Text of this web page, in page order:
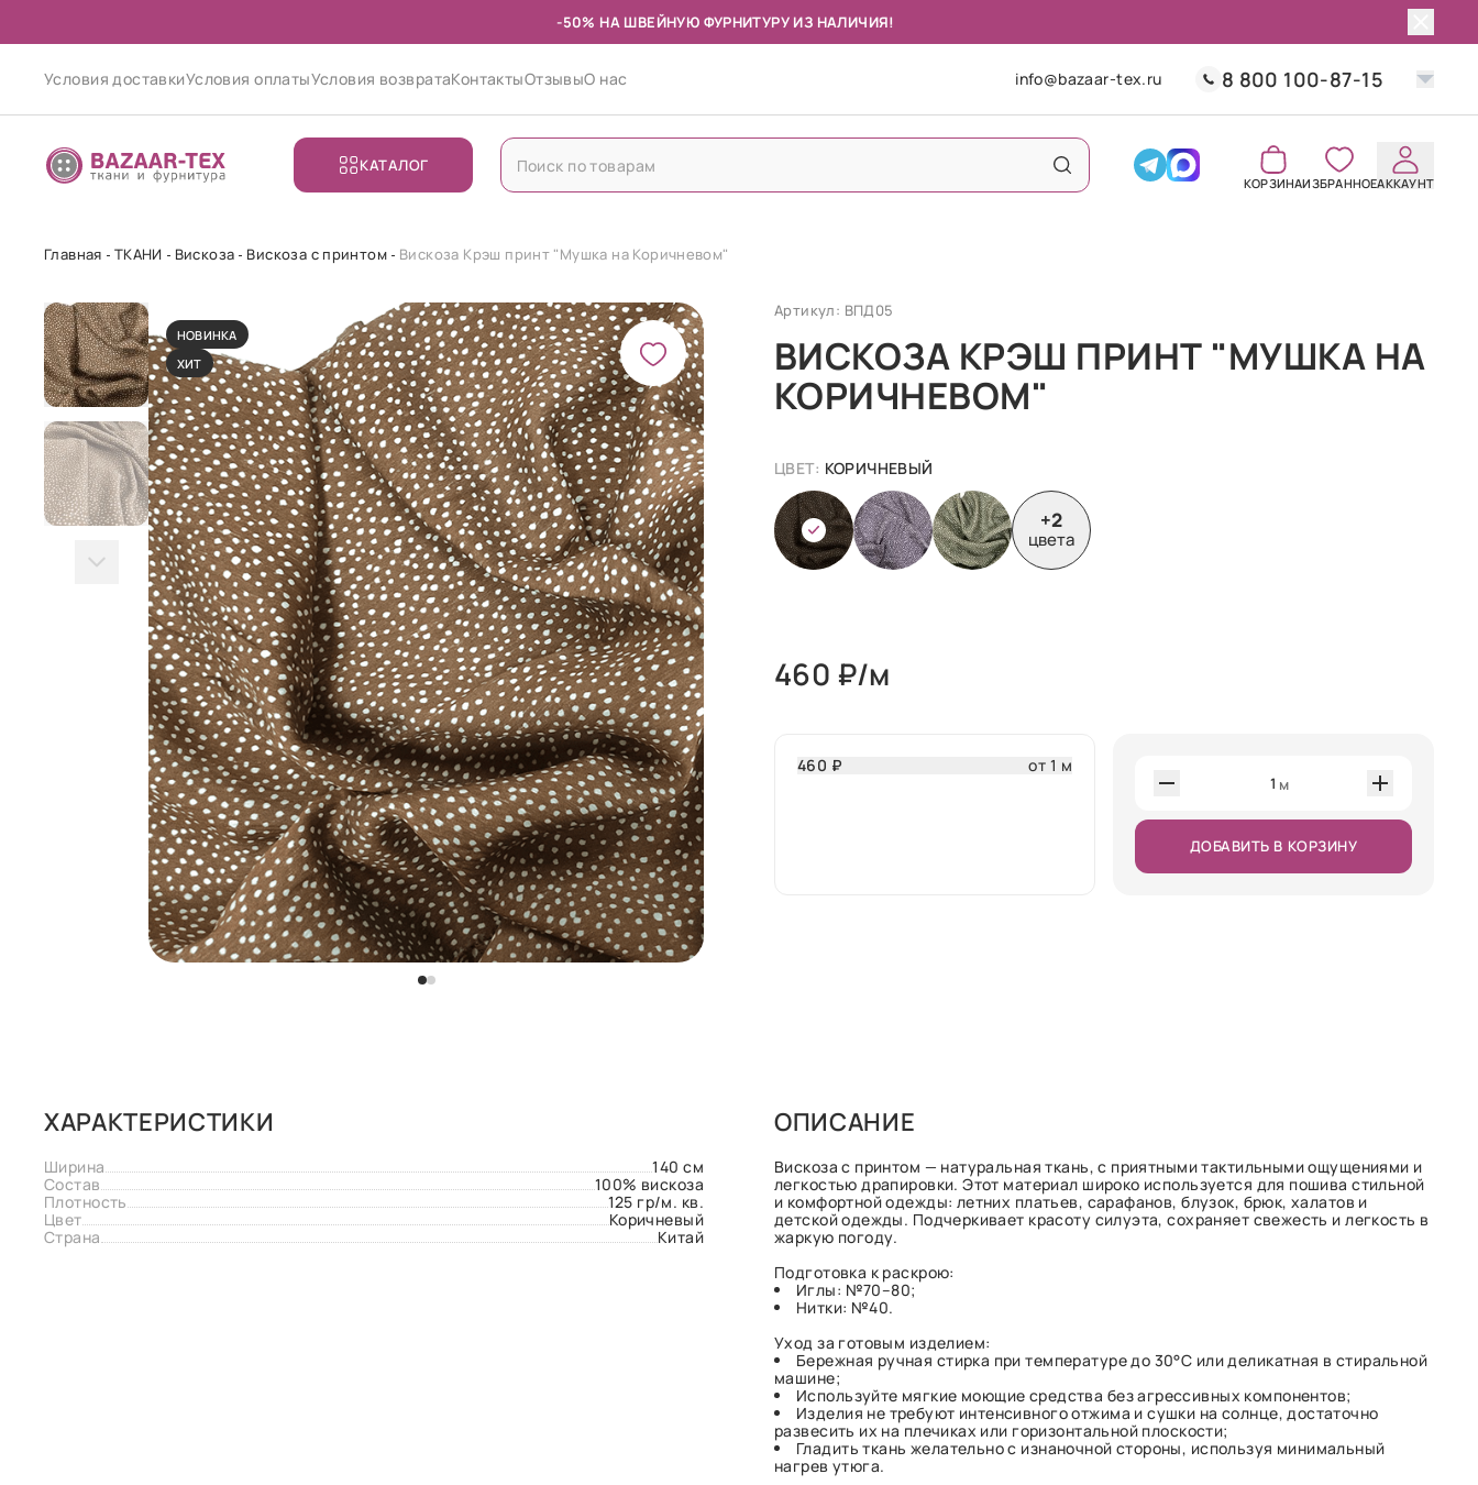
-50% НА ШВЕЙНУЮ ФУРНИТУРУ ИЗ НАЛИЧИЯ!
Условия доставкиУсловия оплатыУсловия возвратаКонтактыОтзывыО нас info@bazaar-tex.ru 8 800 100-87-15
КАТАЛОГ
КОРЗИНАИЗБРАННОЕАККАУНТ
Главная ТКАНИ Вискоза Вискоза с принтом Вискоза Крэш принт "Мушка на Коричневом"
НОВИНКА
ХИТ
Артикул: ВПД05
ВИСКОЗА КРЭШ ПРИНТ "МУШКА НА
КОРИЧНЕВОМ"
ЦВЕТ: КОРИЧНЕВЫЙ
+2
цвета
460 ₽/м
460 ₽ от 1 м
1 м
ДОБАВИТЬ В КОРЗИНУ
ХАРАКТЕРИСТИКИ
Ширина
140 см
Состав
100% вискоза
Плотность
125 гр/м. кв.
Цвет
Коричневый
Страна
Китай
ОПИСАНИЕ
Вискоза с принтом — натуральная ткань, с приятными тактильными ощущениями и
легкостью драпировки. Этот материал широко используется для пошива стильной
и комфортной одежды: летних платьев, сарафанов, блузок, брюк, халатов и
детской одежды. Подчеркивает красоту силуэта, сохраняет свежесть и легкость в
жаркую погоду.
Подготовка к раскрою:
Иглы: №70–80;
Нитки: №40.
Уход за готовым изделием:
Бережная ручная стирка при температуре до 30°C или деликатная в стиральной
машине;
Используйте мягкие моющие средства без агрессивных компонентов;
Изделия не требуют интенсивного отжима и сушки на солнце, достаточно
развесить их на плечиках или горизонтальной плоскости;
Гладить ткань желательно с изнаночной стороны, используя минимальный
нагрев утюга.